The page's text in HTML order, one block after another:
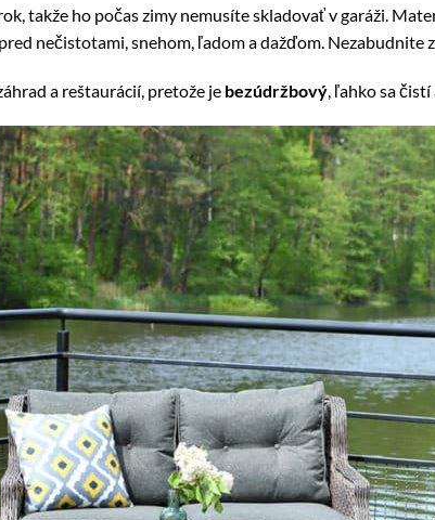
takže ho počas zimy nemusíte skladovať v garáži.
nečistotami, snehom, ľadom a dažďom. Nezabudnite
a reštaurácií, pretože je bezúdržbový , ľahko sa